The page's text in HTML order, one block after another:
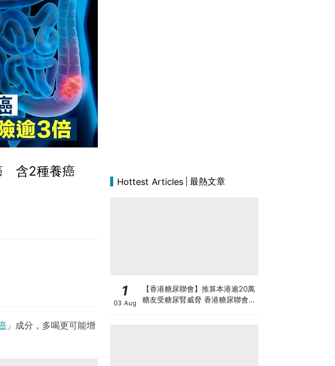
含2種養癌
」成分，多喝更可能增
Hottest Articles 最熱文章
1
03 Aug
【香港糖尿聯會】推算本港逾20萬
糖友受糖尿腎威脅 香港糖尿聯會